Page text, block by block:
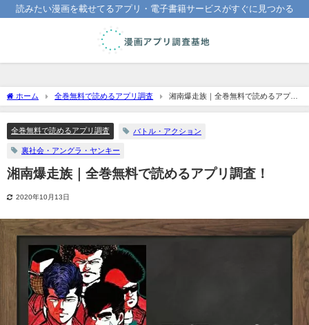
読みたい漫画を載せてるアプリ・電子書籍サービスがすぐに見つかる
ホーム 全巻無料で読めるアプリ調査
湘南爆走族｜全巻無料で読めるアプリ
調査！
全巻無料で読めるアプリ調査 バトル・アクション
裏社会・アングラ・ヤンキー
湘南爆走族｜全巻無料で読めるアプリ調査！
2020年10月13日